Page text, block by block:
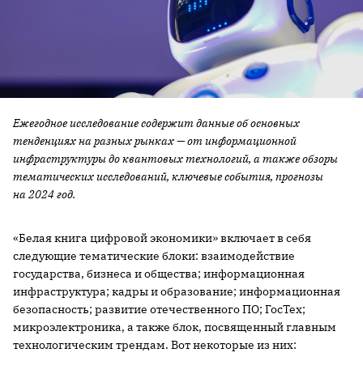
Ежегодное исследование содержит данные об основных
тенденциях на разных рынках — от информационной
инфраструктуры до квантовых технологий, а также обзоры
тематических исследований, ключевые события, прогнозы
на 2024 год.
«Белая книга цифровой экономики» включает в себя
следующие тематические блоки: взаимодействие
государства, бизнеса и общества; информационная
инфраструктура; кадры и образование; информационная
безопасность; развитие отечественного ПО; ГосТех;
микроэлектроника, а также блок, посвященный главным
технологическим трендам. Вот некоторые из них: